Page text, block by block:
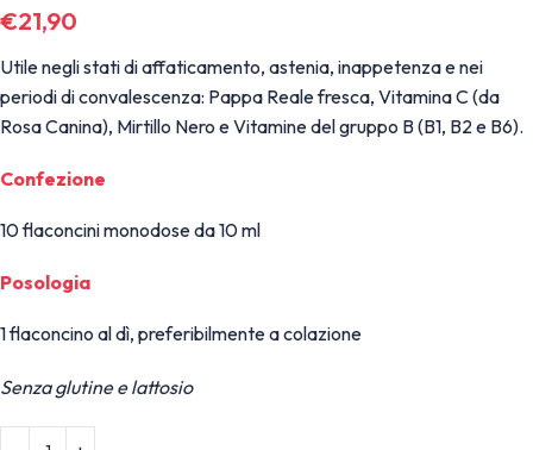
€21,90
Utile negli stati di affaticamento, astenia, inappetenza e nei
periodi di convalescenza: Pappa Reale fresca, Vitamina C (da
Rosa Canina), Mirtillo Nero e Vitamine del gruppo B (B1, B2 e B6).
Confezione
10 flaconcini monodose da 10 ml
Posologia
1 flaconcino al dì, preferibilmente a colazione
Senza glutine e lattosio